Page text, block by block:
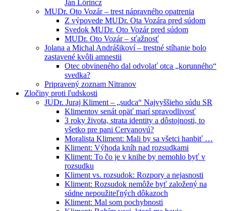
Ján Lőrincz
MUDr. Oto Vozár – trest nápravného opatrenia
Z výpovede MUDr. Ota Vozára pred súdom
Svedok MUDr. Oto Vozár pred súdom
MUDr. Oto Vozár – sťažnosť
Jolana a Michal Andrášikoví – trestné stíhanie bolo
zastavené kvôli amnestii
Otec obvineného dal odvolať otca „korunného“
svedka?
Pripravený zoznam Nitranov
Zločiny proti ľudskosti
JUDr. Juraj Kliment – „sudca“ Najvyššieho súdu SR
Klimentov senát opäť marí spravodlivosť
3 roky života, strata identity a dôstojnosti, to
všetko pre pani Cervanovú?
Moralista Kliment: Mali by sa všetci hanbiť …
Kliment: Výhoda kníh nad rozsudkami
Kliment: To čo je v knihe by nemohlo byť v
rozsudku
Kliment vs. rozsudok: Rozpory a nejasnosti
Kliment: Rozsudok nemôže byť založený na
súdne nepoužiteľných dôkazoch
Kliment: Mal som pochybnosti